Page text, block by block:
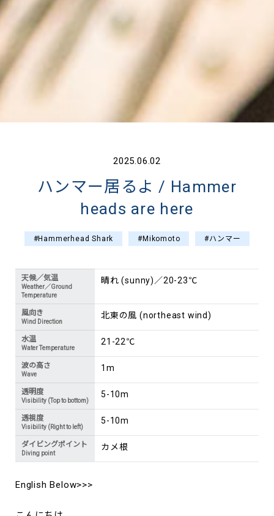
2025.06.02
ハンマー居るよ / Hammer
heads are here
#Hammerhead Shark #Mikomoto #ハンマー
天候／気温
Weather／Ground
Temperature
晴れ (sunny)／20-23℃
風向き
Wind Direction
北東の風 (northeast wind)
水温
Water Temperature
21-22℃
波の高さ
Wave
1m
透明度
Visibility (Top to bottom)
5-10m
透視度
Visibility (Right to left)
5-10m
ダイビングポイント
Diving point
カメ根
English Below>>>